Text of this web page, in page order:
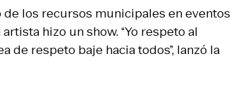
los recursos municipales en eventos
hizo un show. “Yo respeto al
de respeto baje hacia todos”, lanzó la